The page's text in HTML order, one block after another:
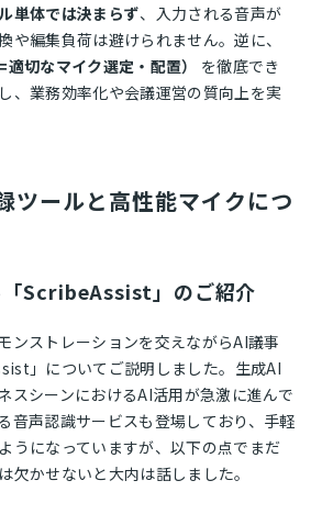
単体では決まらず、入力される音声が
や編集負荷は避けられません。逆に、
切なマイク選定・配置）
を徹底でき
、業務効率化や会議運営の質向上を実
ツールと高性能マイクにつ
ScribeAssist」のご紹介
ンストレーションを交えながらAI議事
」についてご説明しました。生成AI
スシーンにおけるAI活用が急激に進んで
音声認識サービスも登場しており、手軽
うになっていますが、以下の点でまだ
欠かせないと大内は話しました。